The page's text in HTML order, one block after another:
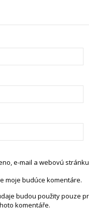
e-mail a webovú
moje budúce komentáre.
budou použity pouze
komentáře.